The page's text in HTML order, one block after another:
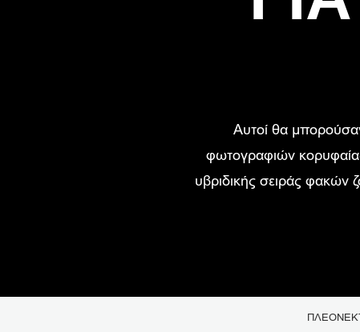
Αυτοί θα
φωτογραφιών
υβριδικής σειράς